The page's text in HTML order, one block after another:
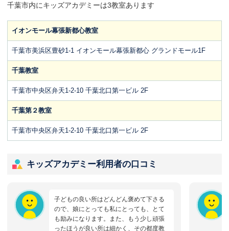
千葉市内にキッズアカデミーは3教室あります
イオンモール幕張新都心教室
千葉市美浜区豊砂1-1 イオンモール幕張新都心 グランドモール1F
千葉教室
千葉市中央区弁天1-2-10 千葉北口第一ビル 2F
千葉第２教室
千葉市中央区弁天1-2-10 千葉北口第一ビル 2F
キッズアカデミー利用者の口コミ
子どもの良い所はどんどん褒めて下さる
ので、娘にとっても私にとっても、とて
も励みになります。また、もう少し頑張
ったほうが良い所は細かく、その都度教